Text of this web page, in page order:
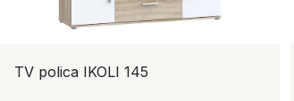
TV polica IKOLI 145